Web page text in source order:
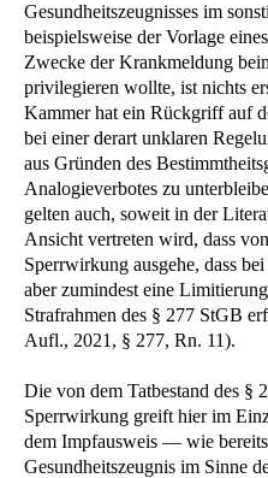
Gesundheitszeugnisses im
beispielsweise der Vorlage
Zwecke der Krankmeldung
privilegieren wollte, ist nichts
Kammer hat ein Rückgriff auf
bei einer derart unklaren
aus Gründen des
Analogieverbotes zu
gelten auch, soweit in der
Ansicht vertreten wird, dass
Sperrwirkung ausgehe, dass
aber zumindest eine
Strafrahmen des § 277 StGB
Aufl., 2021, § 277, Rn. 11).
Die von dem Tatbestand des §
Sperrwirkung greift hier im
dem Impfausweis — wie
Gesundheitszeugnis im Sinne